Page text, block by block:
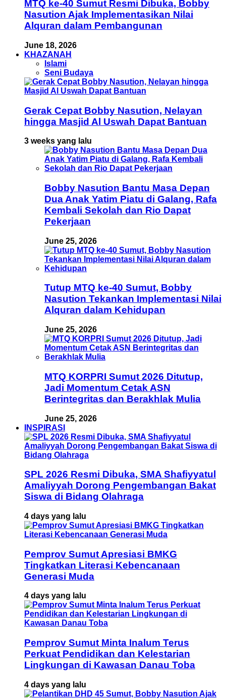
MTQ ke-40 Sumut Resmi Dibuka, Bobby
Nasution Ajak Implementasikan Nilai
Alquran dalam Pembangunan
June 18, 2026
KHAZANAH
Islami
Seni Budaya
Gerak Cepat Bobby Nasution, Nelayan
hingga Masjid Al Uswah Dapat Bantuan
3 weeks yang lalu
Bobby Nasution Bantu Masa Depan
Dua Anak Yatim Piatu di Galang, Rafa
Kembali Sekolah dan Rio Dapat
Pekerjaan
June 25, 2026
Tutup MTQ ke-40 Sumut, Bobby
Nasution Tekankan Implementasi Nilai
Alquran dalam Kehidupan
June 25, 2026
MTQ KORPRI Sumut 2026 Ditutup,
Jadi Momentum Cetak ASN
Berintegritas dan Berakhlak Mulia
June 25, 2026
INSPIRASI
SPL 2026 Resmi Dibuka, SMA Shafiyyatul
Amaliyyah Dorong Pengembangan Bakat
Siswa di Bidang Olahraga
4 days yang lalu
Pemprov Sumut Apresiasi BMKG
Tingkatkan Literasi Kebencanaan
Generasi Muda
4 days yang lalu
Pemprov Sumut Minta Inalum Terus
Perkuat Pendidikan dan Kelestarian
Lingkungan di Kawasan Danau Toba
4 days yang lalu